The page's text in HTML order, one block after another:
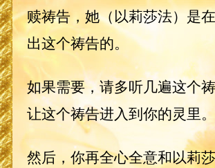
赎祷告，她（以莉莎法）是
出这个祷告的。
如果需要，请多听几遍这个
让这个祷告进入到你的灵里。
然后，你再全心全意和以莉